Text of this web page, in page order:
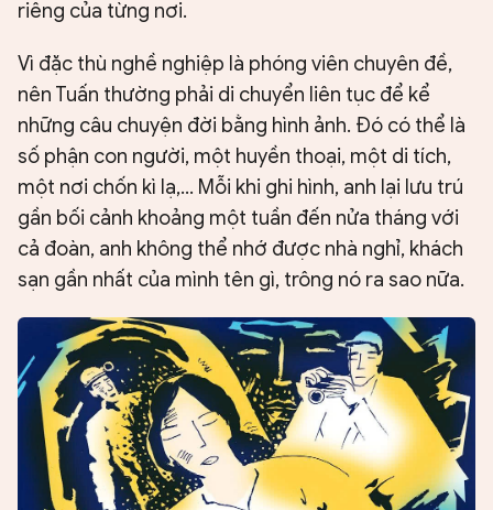
riêng của từng nơi.
Vì đặc thù nghề nghiệp là phóng viên chuyên đề,
nên Tuấn thường phải di chuyển liên tục để kể
những câu chuyện đời bằng hình ảnh. Đó có thể là
số phận con người, một huyền thoại, một di tích,
một nơi chốn kì lạ,... Mỗi khi ghi hình, anh lại lưu trú
gần bối cảnh khoảng một tuần đến nửa tháng với
cả đoàn, anh không thể nhớ được nhà nghỉ, khách
sạn gần nhất của mình tên gì, trông nó ra sao nữa.